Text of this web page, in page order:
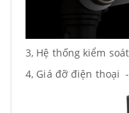
3, Hệ thống kiểm
4, Giá đỡ điện thoại